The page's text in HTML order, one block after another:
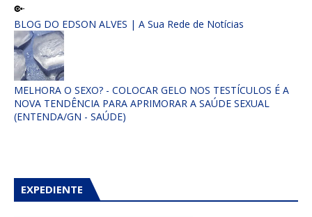
BLOG DO EDSON ALVES | A Sua Rede de Notícias
MELHORA O SEXO? - COLOCAR GELO NOS TESTÍCULOS É A
NOVA TENDÊNCIA PARA APRIMORAR A SAÚDE SEXUAL
(ENTENDA/GN - SAÚDE)
EXPEDIENTE